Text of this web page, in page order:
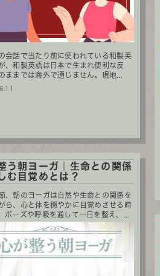
会話で当たり前に使われている和製英
、和製英語は日本で生まれ便利な反
ままでは海外で通じません。現地...
う朝ヨーガ｜生命との関係
む目覚めとは？
、朝のヨーガは自然や生命との関係を
ら、心と体を穏やかに目覚めさせる時
ポーズや呼吸を通して一日を整え、...